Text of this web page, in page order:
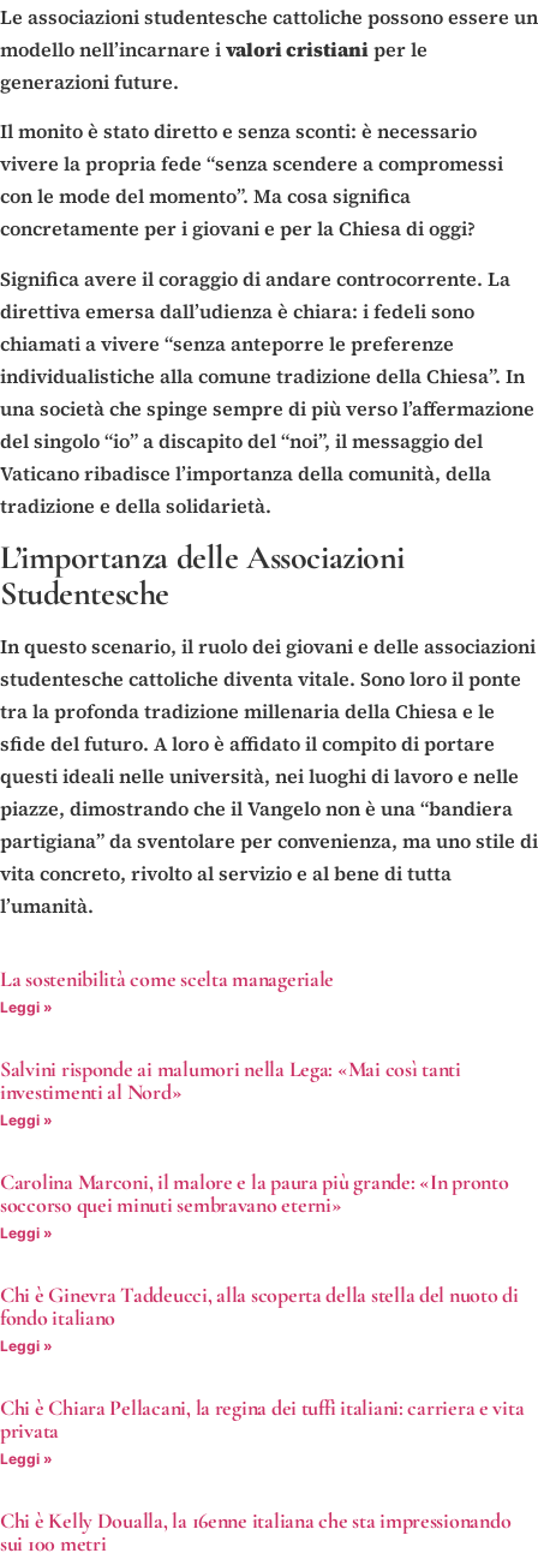
Le associazioni studentesche cattoliche possono essere un
modello nell’incarnare ivalori cristianiper le
generazioni future.
Il monito è stato diretto e senza sconti: è necessario
vivere la propria fede “senza scendere a compromessi
con le mode del momento”. Ma cosa significa
concretamente per i giovani e per la Chiesa di oggi?
Significa avere il coraggio di andare controcorrente. La
direttiva emersa dall’udienza è chiara: i fedeli sono
chiamati a vivere “senza anteporre le preferenze
individualistiche alla comune tradizione della Chiesa”. In
una società che spinge sempre di più verso l’affermazione
del singolo “io” a discapito del “noi”, il messaggio del
Vaticano ribadisce l’importanza della comunità, della
tradizione e della solidarietà.
L’importanza delle Associazioni
Studentesche
In questo scenario, il ruolo dei giovani e delle associazioni
studentesche cattoliche diventa vitale. Sono loro il ponte
tra la profonda tradizione millenaria della Chiesa e le
sfide del futuro. A loro è affidato il compito di portare
questi ideali nelle università, nei luoghi di lavoro e nelle
piazze, dimostrando che il Vangelo non è una “bandiera
partigiana” da sventolare per convenienza, ma uno stile di
vita concreto, rivolto al servizio e al bene di tutta
l’umanità.
La sostenibilità come scelta manageriale
Leggi »
Salvini risponde ai malumori nella Lega: «Mai così tanti
investimenti al Nord»
Leggi »
Carolina Marconi, il malore e la paura più grande: «In pronto
soccorso quei minuti sembravano eterni»
Leggi »
Chi è Ginevra Taddeucci, alla scoperta della stella del nuoto di
fondo italiano
Leggi »
Chi è Chiara Pellacani, la regina dei tuffi italiani: carriera e vita
privata
Leggi »
Chi è Kelly Doualla, la 16enne italiana che sta impressionando
sui 100 metri